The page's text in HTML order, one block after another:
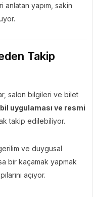
anlatan yapım, sakin
Takip
salon bilgileri ve bilet
uygulaması ve resmi
takip edilebiliyor.
ve duygusal
bir kaçamak yapmak
açıyor.